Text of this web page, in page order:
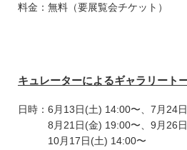
料金：無料（要展覧会チケット）
キュレーターによるギャラリート
日時：6月13日(土) 14:00〜、7月24
8月21日(金) 19:00〜、9月26日(
10月17日(土) 14:00〜